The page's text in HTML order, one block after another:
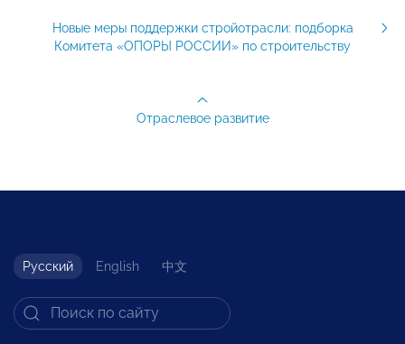
Новые меры поддержки стройотрасли: подборка
Комитета «ОПОРЫ РОССИИ» по строительству
Отраслевое развитие
Русский English 中文